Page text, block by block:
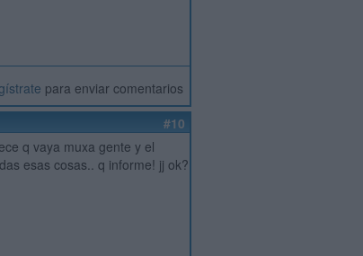
para enviar comentarios
#10
q vaya muxa gente y el
esas cosas.. q informe! jj ok?